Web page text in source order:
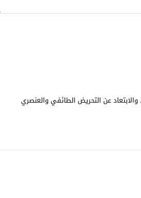
عن التحريض الطائفي والعنصري